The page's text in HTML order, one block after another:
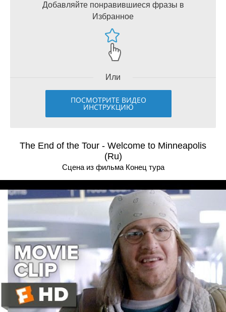
Добавляйте понравившиеся фразы в
Избранное
Или
ПОСМОТРИТЕ ВИДЕО
ИНСТРУКЦИЮ
The End of the Tour - Welcome to Minneapolis
(Ru)
Сцена из фильма Конец тура